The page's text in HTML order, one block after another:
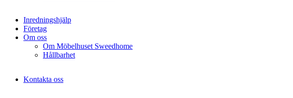
Inredningshjälp
Företag
Om oss
Om Möbelhuset Sweedhome
Hållbarhet
Kontakta oss